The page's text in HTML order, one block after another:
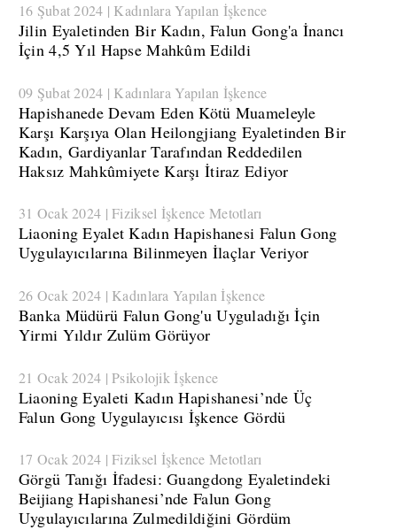
16 Şubat 2024 | Kadınlara Yapılan İşkence
Jilin Eyaletinden Bir Kadın, Falun Gong'a İnancı
İçin 4,5 Yıl Hapse Mahkûm Edildi
09 Şubat 2024 | Kadınlara Yapılan İşkence
​Hapishanede Devam Eden Kötü Muameleyle
Karşı Karşıya Olan Heilongjiang Eyaletinden Bir
Kadın, Gardiyanlar Tarafından Reddedilen
Haksız Mahkûmiyete Karşı İtiraz Ediyor
31 Ocak 2024 | Fiziksel İşkence Metotları
​Liaoning Eyalet Kadın Hapishanesi Falun Gong
Uygulayıcılarına Bilinmeyen İlaçlar Veriyor
26 Ocak 2024 | Kadınlara Yapılan İşkence
​Banka Müdürü Falun Gong'u Uyguladığı İçin
Yirmi Yıldır Zulüm Görüyor
21 Ocak 2024 | Psikolojik İşkence
​Liaoning Eyaleti Kadın Hapishanesi’nde Üç
Falun Gong Uygulayıcısı İşkence Gördü
17 Ocak 2024 | Fiziksel İşkence Metotları
​Görgü Tanığı İfadesi: Guangdong Eyaletindeki
Beijiang Hapishanesi’nde Falun Gong
Uygulayıcılarına Zulmedildiğini Gördüm